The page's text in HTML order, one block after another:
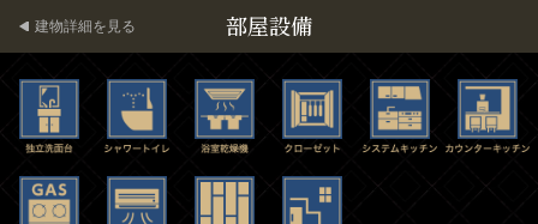
部屋設備
建物詳細を見る